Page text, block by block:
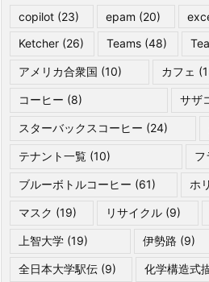
copilot (23) epam (20)
Ketcher (26) Teams (48)
アメリカ合衆国 (10) カフェ
コーヒー (8) サザ
スターバックスコーヒー (24)
テナント一覧 (10) フ
ブルーボトルコーヒー (61) ホ
マスク (19) リサイクル (9)
上智大学 (19) 伊勢路 (9)
全日本大学駅伝 (9) 化学構造式